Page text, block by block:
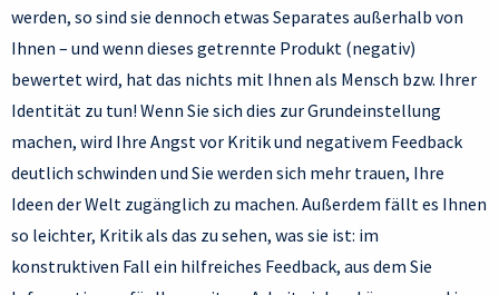
werden, so sind sie dennoch etwas Separates außerhalb von
Ihnen – und wenn dieses getrennte Produkt (negativ)
bewertet wird, hat das nichts mit Ihnen als Mensch bzw. Ihrer
Identität zu tun! Wenn Sie sich dies zur Grundeinstellung
machen, wird Ihre Angst vor Kritik und negativem Feedback
deutlich schwinden und Sie werden sich mehr trauen, Ihre
Ideen der Welt zugänglich zu machen. Außerdem fällt es Ihnen
so leichter, Kritik als das zu sehen, was sie ist: im
konstruktiven Fall ein hilfreiches Feedback, aus dem Sie